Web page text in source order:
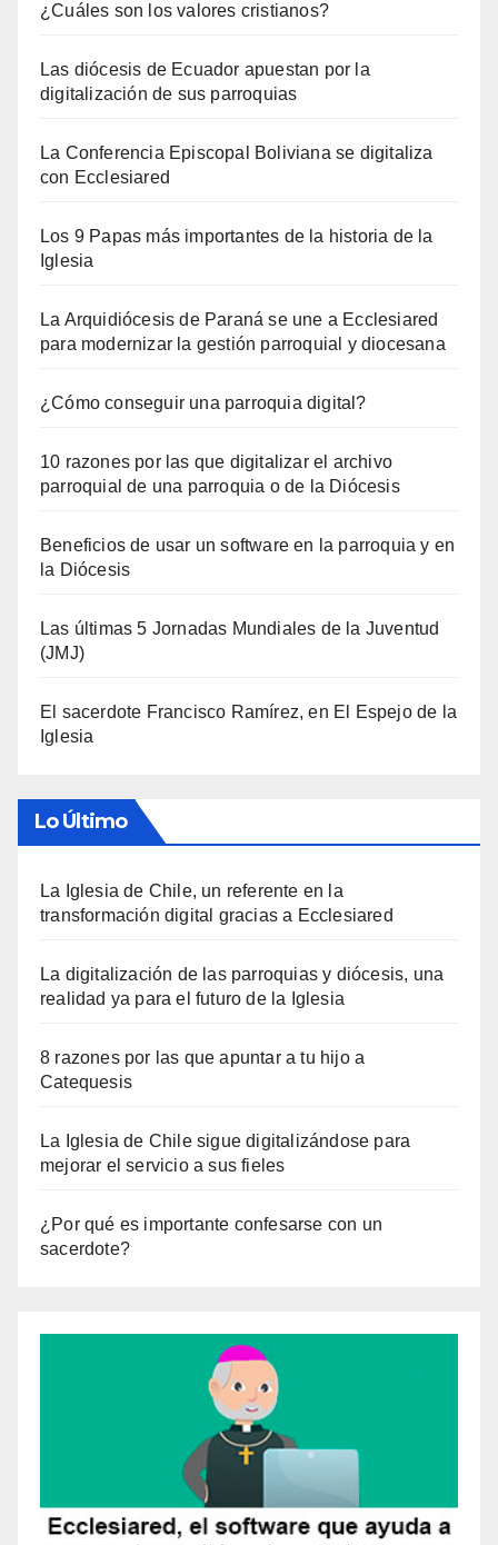
¿Cuáles son los valores cristianos?
Las diócesis de Ecuador apuestan por la
digitalización de sus parroquias
La Conferencia Episcopal Boliviana se digitaliza
con Ecclesiared
Los 9 Papas más importantes de la historia de la
Iglesia
La Arquidiócesis de Paraná se une a Ecclesiared
para modernizar la gestión parroquial y diocesana
¿Cómo conseguir una parroquia digital?
10 razones por las que digitalizar el archivo
parroquial de una parroquia o de la Diócesis
Beneficios de usar un software en la parroquia y en
la Diócesis
Las últimas 5 Jornadas Mundiales de la Juventud
(JMJ)
El sacerdote Francisco Ramírez, en El Espejo de la
Iglesia
Lo Último
La Iglesia de Chile, un referente en la
transformación digital gracias a Ecclesiared
La digitalización de las parroquias y diócesis, una
realidad ya para el futuro de la Iglesia
8 razones por las que apuntar a tu hijo a
Catequesis
La Iglesia de Chile sigue digitalizándose para
mejorar el servicio a sus fieles
¿Por qué es importante confesarse con un
sacerdote?